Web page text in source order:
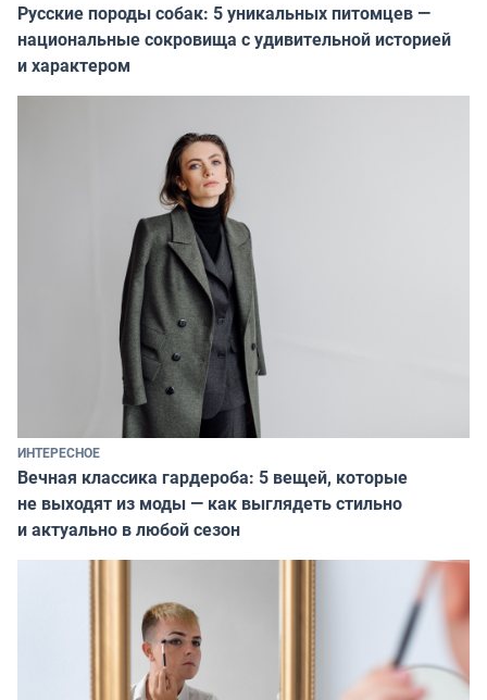
Русские породы собак: 5 уникальных питомцев —
национальные сокровища с удивительной историей
и характером
ИНТЕРЕСНОЕ
Вечная классика гардероба: 5 вещей, которые
не выходят из моды — как выглядеть стильно
и актуально в любой сезон